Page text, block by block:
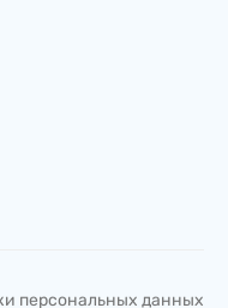
персональных данных